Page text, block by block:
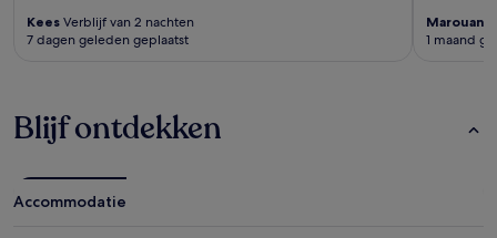
Kees Verblijf van 2 nachten
7 dagen geleden geplaatst
Marouane
1 maand
Blijf ontdekken
Accommodatie